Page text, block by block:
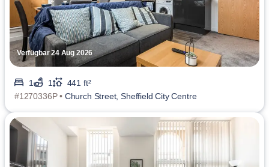
Verfügbar 24 Aug 2026
1 1
441 ft²
#1270336P • Church Street, Sheffield City Centre